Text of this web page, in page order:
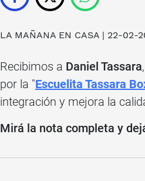
LA MAÑANA EN CASA | 22-02-
Recibimos a Daniel Tassara
por la "Escuelita Tassara
integración y mejora la
Mirá la nota completa y